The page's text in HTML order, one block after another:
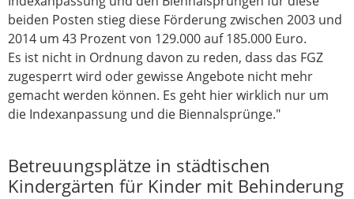
beiden Posten stieg diese Förderung zwischen 2003 und
2014 um 43 Prozent von 129.000 auf 185.000 Euro.
Es ist nicht in Ordnung davon zu reden, dass das FGZ
zugesperrt wird oder gewisse Angebote nicht mehr
gemacht werden können. Es geht hier wirklich nur um
die Indexanpassung und die Biennalsprünge."
Betreuungsplätze in städtischen
Kindergärten für Kinder mit Behinderung